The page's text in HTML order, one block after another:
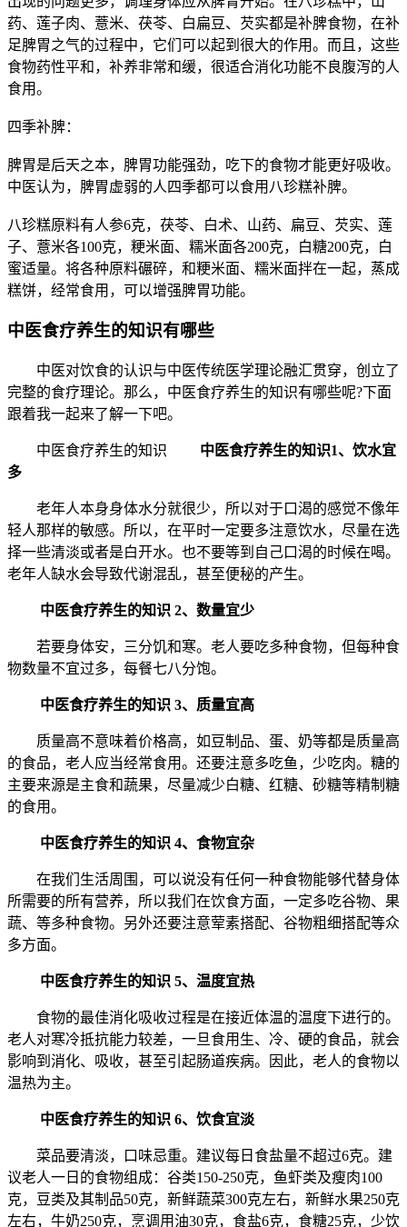
药、莲子肉、薏米、茯苓、白扁豆、芡实都是补脾食物，在补
足脾胃之气的过程中，它们可以起到很大的作用。而且，这些
食物药性平和，补养非常和缓，很适合消化功能不良腹泻的人
食用。
四季补脾：
脾胃是后天之本，脾胃功能强劲，吃下的食物才能更好吸收。
中医认为，脾胃虚弱的人四季都可以食用八珍糕补脾。
八珍糕原料有人参6克，茯苓、白术、山药、扁豆、芡实、莲
子、薏米各100克，粳米面、糯米面各200克，白糖200克，白
蜜适量。将各种原料碾碎，和粳米面、糯米面拌在一起，蒸成
糕饼，经常食用，可以增强脾胃功能。
中医食疗养生的知识有哪些
中医对饮食的认识与中医传统医学理论融汇贯穿，创立了
完整的食疗理论。那么，中医食疗养生的知识有哪些呢?下面
跟着我一起来了解一下吧。
中医食疗养生的知识
中医食疗养生的知识1、饮水宜
多
老年人本身身体水分就很少，所以对于口渴的感觉不像年
轻人那样的敏感。所以，在平时一定要多注意饮水，尽量在选
择一些清淡或者是白开水。也不要等到自己口渴的时候在喝。
老年人缺水会导致代谢混乱，甚至便秘的产生。
中医食疗养生的知识 2、数量宜少
若要身体安，三分饥和寒。老人要吃多种食物，但每种食
物数量不宜过多，每餐七八分饱。
中医食疗养生的知识 3、质量宜高
质量高不意味着价格高，如豆制品、蛋、奶等都是质量高
的食品，老人应当经常食用。还要注意多吃鱼，少吃肉。糖的
主要来源是主食和蔬果，尽量减少白糖、红糖、砂糖等精制糖
的食用。
中医食疗养生的知识 4、食物宜杂
在我们生活周围，可以说没有任何一种食物能够代替身体
所需要的所有营养，所以我们在饮食方面，一定多吃谷物、果
蔬、等多种食物。另外还要注意荤素搭配、谷物粗细搭配等众
多方面。
中医食疗养生的知识 5、温度宜热
食物的最佳消化吸收过程是在接近体温的温度下进行的。
老人对寒冷抵抗能力较差，一旦食用生、冷、硬的食品，就会
影响到消化、吸收，甚至引起肠道疾病。因此，老人的食物以
温热为主。
中医食疗养生的知识 6、饮食宜淡
菜品要清淡，口味忌重。建议每日食盐量不超过6克。建
议老人一日的食物组成：谷类150-250克，鱼虾类及瘦肉100
克，豆类及其制品50克，新鲜蔬菜300克左右，新鲜水果250克
左右，牛奶250克，烹调用油30克，食盐6克，食糖25克，少饮